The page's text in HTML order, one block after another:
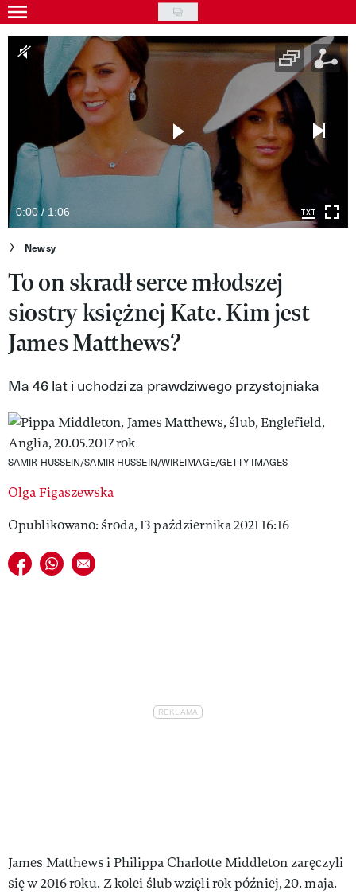
Skip
to
main
content
Gwiazdy
Ludzie
Uroda
Styl życia
Kultura
Wideo
Nasze akcje
VIVA!ART
VIVA!MODA
VIVA!PEOPLE POWER
0:00 / 1:06
Newsy
To on skradł serce młodszej
siostry księżnej Kate. Kim jest
James Matthews?
Ma 46 lat i uchodzi za prawdziwego przystojniaka
SAMIR HUSSEIN/SAMIR HUSSEIN/WIREIMAGE/GETTY IMAGES
Olga Figaszewska
Opublikowano: środa, 13 października 2021 16:16
Udostępnij na facebook
Udostępnij na whatsapp
E-mail do przyjaciela
James Matthews i Philippa Charlotte Middleton zaręczyli
się w 2016 roku. Z kolei ślub wzięli rok później, 20. maja.